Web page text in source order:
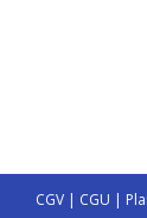
CGV | CGU |